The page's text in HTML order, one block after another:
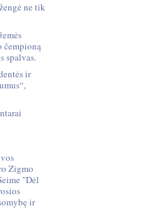
ne tik
čempioną
spalvas.
ir
Zigmo
"Dėl
ir